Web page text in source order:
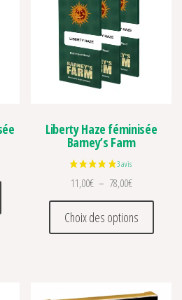
prix : 32,00€ à 96,00€
Ce produit a plusieurs variations. Les
Liberty Haze féminisée
Barney’s Farm
11,00€ – 78,00€Plage de prix
Choix des options
Ce